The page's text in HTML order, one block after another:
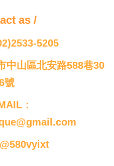
as /
5205
中山區北安路588巷30
號
：